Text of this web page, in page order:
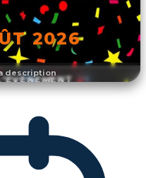
description
2026